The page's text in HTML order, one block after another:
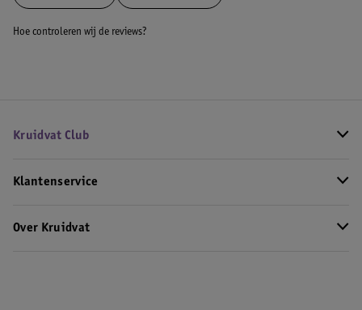
Hoe controleren wij de reviews?
Kruidvat Club
Klantenservice
Over Kruidvat